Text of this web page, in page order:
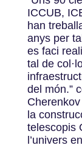
ICCUB,
han
anys per
es faci
tal de
del món.”
la
telescopis
l’univers